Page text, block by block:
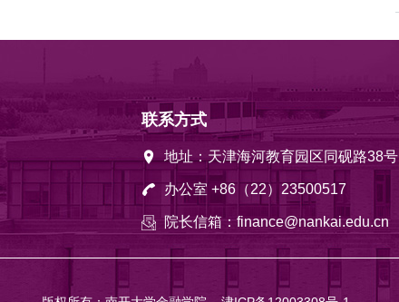
联系方式
地址：天津海河教育园区同砚路38号
办公室 +86（22）23500517
院长信箱：finance@nankai.edu.cn